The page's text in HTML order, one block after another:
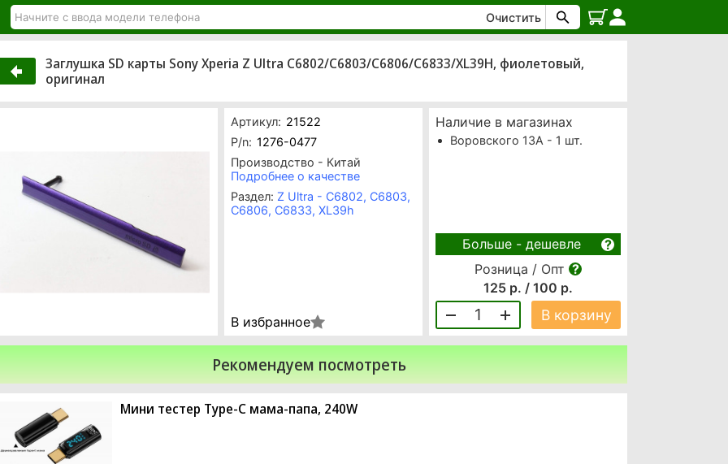
Очистить
Заглушка SD карты Sony Xperia Z Ultra C6802/C6803/C6806/C6833/XL39H, фиолетовый,
оригинал
Артикул: 21522
P/n: 1276-0477
Производство - Китай
Подробнее о качестве
Раздел: Z Ultra - C6802, C6803,
C6806, С6833, XL39h
В избранное
Наличие в магазинах
Воровского 13А - 1 шт.
Больше - дешевле
Розница / Опт
125 р. / 100 р.
1 В корзину
Рекомендуем посмотреть
Мини тестер Type-C мама-папа, 240W